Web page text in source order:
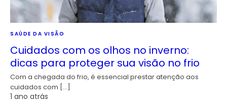
SAÚDE DA VISÃO
Cuidados com os olhos no inverno:
dicas para proteger sua visão no frio
Com a chegada do frio, é essencial prestar atenção aos
cuidados com […]
1 ano atrás